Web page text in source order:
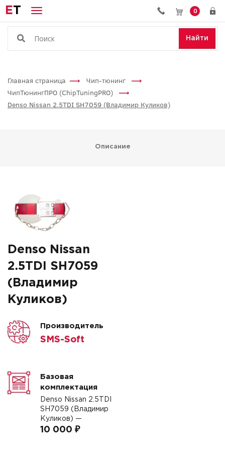
ET 0
Найти
Главная страница
Чип-тюнинг
ЧипТюнингПРО (ChipTuningPRO)
Denso Nissan 2.5TDI SH7059 (Владимир Куликов)
Описание
Denso Nissan
2.5TDI SH7059
(Владимир
Куликов)
Производитель
SMS-Soft
Базовая
комплектация
Denso Nissan 2.5TDI
SH7059 (Владимир
Куликов) —
10 000 ₽